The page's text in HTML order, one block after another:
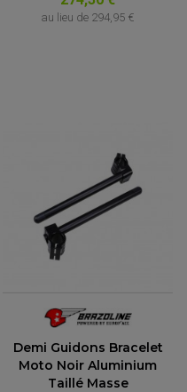
au lieu de 294,95 €
Demi Guidons Bracelet
Moto Noir Aluminium
Taillé Masse